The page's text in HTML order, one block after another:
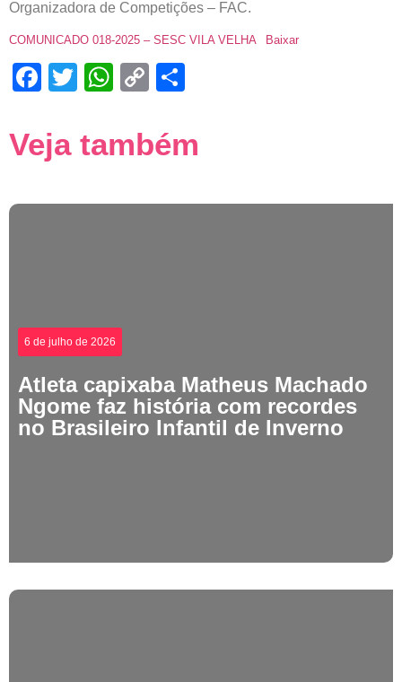
Organizadora de Competições – FAC.
COMUNICADO 018-2025 – SESC VILA VELHA Baixar
Facebook
TwitterWhatsApp
Copy
Veja também
6 de julho de 2026
Atleta capixaba Matheus Machado
Ngome faz história com recordes
no Brasileiro Infantil de Inverno